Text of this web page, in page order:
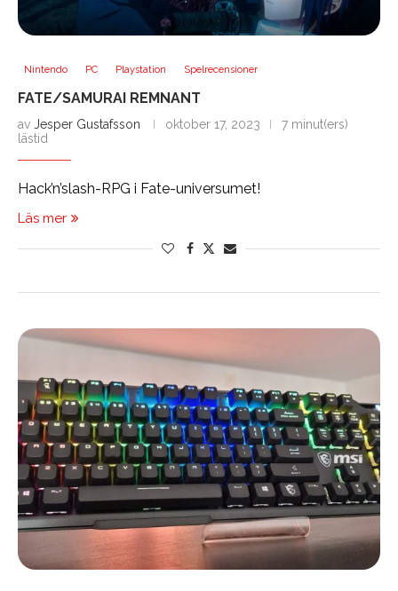
Nintendo PC Playstation Spelrecensioner
FATE/SAMURAI REMNANT
av Jesper Gustafsson oktober 17, 2023
7 minut(ers)
lästid
Hack’n’slash-RPG i Fate-universumet!
Läs mer